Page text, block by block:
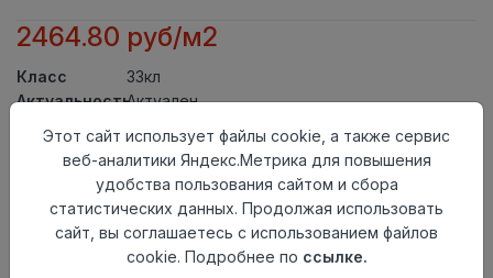
2464.80 руб/м2
Класс
33кл
АктуальностьАктуален
1292×159мм
Теплый пол
Этот сайт использует файлы cookie, а также сервис
веб-аналитики Яндекс.Метрика для повышения
удобства пользования сайтом и сбора
статистических данных. Продолжая использовать
сайт, вы соглашаетесь с использованием файлов
cookie. Подробнее по ссылке.